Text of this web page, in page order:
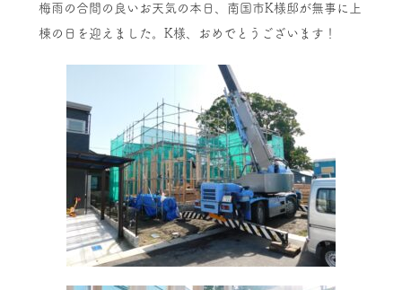
梅雨の合間の良いお天気の本日、南国市K様邸が無事に上
棟の日を迎えました。K様、おめでとうございます！